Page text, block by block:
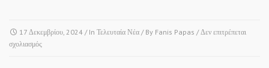
17 Δεκεμβρίου, 2024 / In Τελευταία Νέα / By Fanis Papas /Δεν επιτρέπεται
σχολιασμόςστο